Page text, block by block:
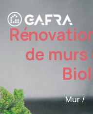
de
Mur /